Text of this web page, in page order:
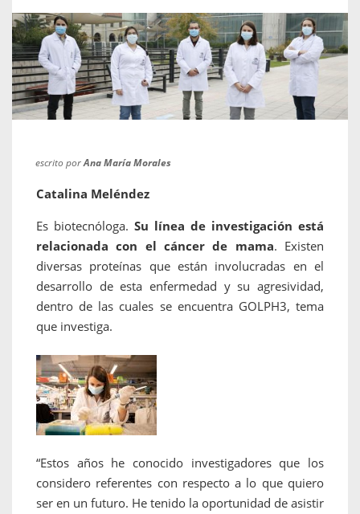
escrito porAna María Morales
Catalina Meléndez
Es biotecnóloga. Su línea de investigación está
relacionada con el cáncer de mama. Existen
diversas proteínas que están involucradas en el
desarrollo de esta enfermedad y su agresividad,
dentro de las cuales se encuentra GOLPH3, tema
que investiga.
“Estos años he conocido investigadores que los
considero referentes con respecto a lo que quiero
ser en un futuro. He tenido la oportunidad de asistir